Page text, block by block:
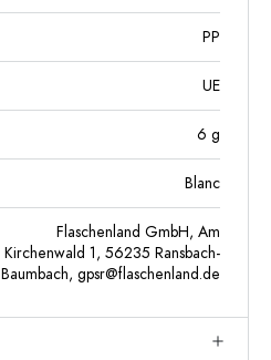
PP
UE
6 g
Blanc
Flaschenland GmbH, Am
Kirchenwald 1, 56235 Ransbach-
Baumbach, gpsr@flaschenland.de